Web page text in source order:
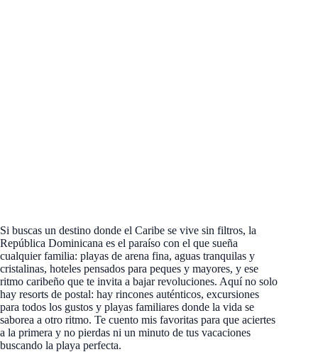
Si buscas un destino donde el Caribe se vive sin filtros, la
República Dominicana es el paraíso con el que sueña
cualquier familia: playas de arena fina, aguas tranquilas y
cristalinas, hoteles pensados para peques y mayores, y ese
ritmo caribeño que te invita a bajar revoluciones. Aquí no solo
hay resorts de postal: hay rincones auténticos, excursiones
para todos los gustos y playas familiares donde la vida se
saborea a otro ritmo. Te cuento mis favoritas para que aciertes
a la primera y no pierdas ni un minuto de tus vacaciones
buscando la playa perfecta.